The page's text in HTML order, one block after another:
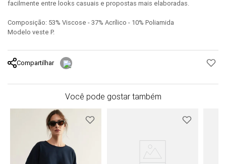
facilmente entre looks casuais e propostas mais elaboradas.
Composição: 53% Viscose - 37% Acrílico - 10% Poliamida
Modelo veste P.
Compartilhar
Você pode gostar também